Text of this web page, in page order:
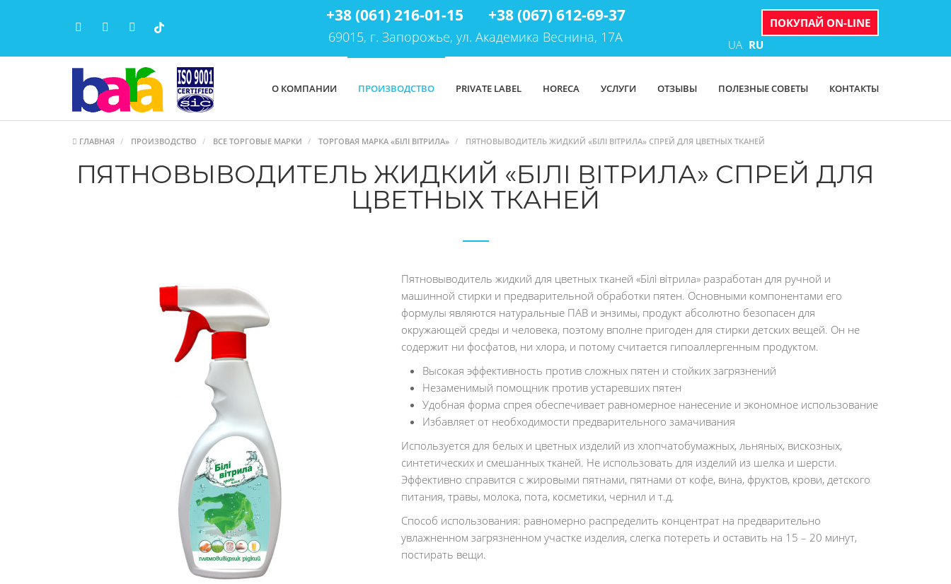
+38 (061) 216-01-15 +38 (067) 612-69-37
69015, г. Запорожье, ул. Академика Веснина, 17А
ПОКУПАЙ ON-LINE
UA RU
О КОМПАНИИ ПРОИЗВОДСТВО PRIVATE LABEL HORECA УСЛУГИ ОТЗЫВЫ ПОЛЕЗНЫЕ СОВЕТЫ КОНТАКТЫ
ГЛАВНАЯ ПРОИЗВОДСТВО ВСЕ ТОРГОВЫЕ МАРКИ ТОРГОВАЯ МАРКА «БІЛІ ВІТРИЛА» ПЯТНОВЫВОДИТЕЛЬ ЖИДКИЙ «БІЛІ ВІТРИЛА» СПРЕЙ ДЛЯ ЦВЕТНЫХ ТКАНЕЙ
ПЯТНОВЫВОДИТЕЛЬ ЖИДКИЙ «БІЛІ ВІТРИЛА» СПРЕЙ ДЛЯ
ЦВЕТНЫХ ТКАНЕЙ
Пятновыводитель жидкий для цветных тканей «Білі вітрила» разработан для ручной и
машинной стирки и предварительной обработки пятен. Основными компонентами его
формулы являются натуральные ПАВ и энзимы, продукт абсолютно безопасен для
окружающей среды и человека, поэтому вполне пригоден для стирки детских вещей. Он не
содержит ни фосфатов, ни хлора, и потому считается гипоаллергенным продуктом.
Высокая эффективность против сложных пятен и стойких загрязнений
Незаменимый помощник против устаревших пятен
Удобная форма спрея обеспечивает равномерное нанесение и экономное использование
Избавляет от необходимости предварительного замачивания
Используется для белых и цветных изделий из хлопчатобумажных, льняных, вискозных,
синтетических и смешанных тканей. Не использовать для изделий из шелка и шерсти.
Эффективно справится с жировыми пятнами, пятнами от кофе, вина, фруктов, крови, детского
питания, травы, молока, пота, косметики, чернил и т.д.
Способ использования: равномерно распределить концентрат на предварительно
увлажненном загрязненном участке изделия, слегка потереть и оставить на 15 – 20 минут,
постирать вещи.